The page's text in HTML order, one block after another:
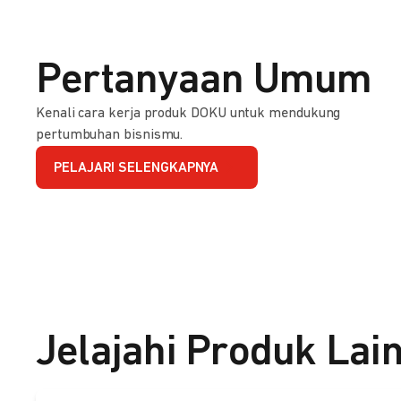
Pertanyaan Umum
Kenali cara kerja produk DOKU untuk mendukung
pertumbuhan bisnismu.
PELAJARI SELENGKAPNYA
Jelajahi Produk